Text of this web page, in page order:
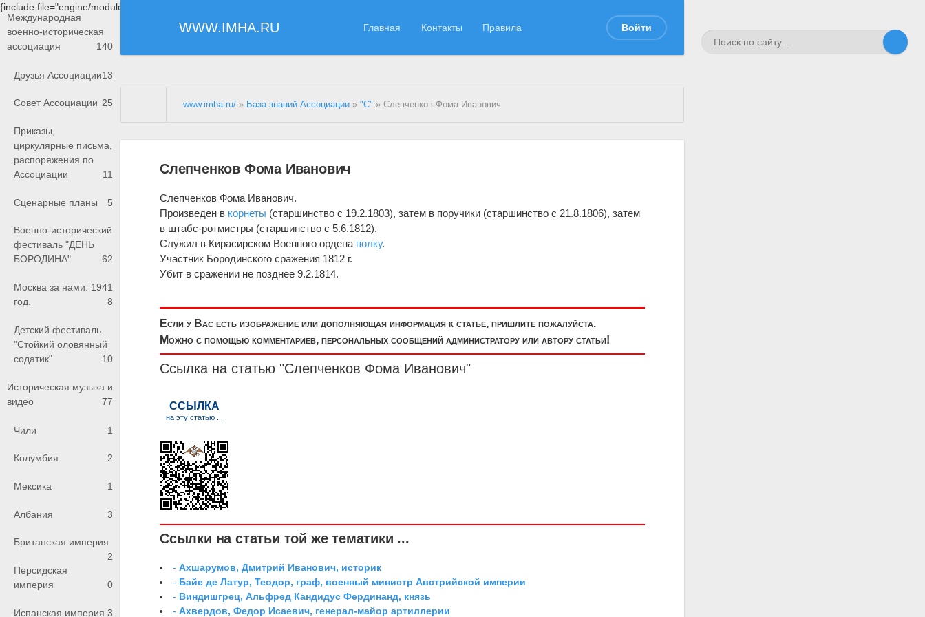
{include file="engine/modules/saperu/head.php"}
WWW.IMHA.RU Главная Контакты Правила Войти
Международная
военно-историческая
ассоциация
140
Друзья Ассоциации13
Совет Ассоциации 25
Приказы,
циркулярные письма,
распоряжения по
Ассоциации
11
Сценарные планы 5
Военно-исторический
фестиваль "ДЕНЬ
БОРОДИНА"
62
Москва за нами. 1941
год.
8
Детский фестиваль
"Стойкий оловянный
содатик"
10
Историческая музыка и
видео
77
Чили 1
Колумбия 2
Мексика 1
Албания 3
Британская империя
2
Персидская
империя
0
Испанская империя 3
www.imha.ru/ » База знаний Ассоциации »"С" » Слепченков Фома Иванович
Слепченков Фома Иванович
Слепченков Фома Иванович.
Произведен в корнеты (старшинство с 19.2.1803), затем в поручики (старшинство с 21.8.1806), затем
в штабс-ротмистры (старшинство с 5.6.1812).
Служил в Кирасирском Военного ордена полку.
Участник Бородинского сражения 1812 г.
Убит в сражении не позднее 9.2.1814.
Если у Вас есть изображение или дополняющая информация к статье, пришлите пожалуйста.
Можно с помощью комментариев, персональных сообщений администратору или автору статьи!
Ссылка на статью "Слепченков Фома Иванович"
Ссылки на статьи той же тематики ...
-Ахшарумов, Дмитрий Иванович, историк
- Байе де Латур, Теодор, граф, военный министр Австрийской империи
- Виндишгрец, Альфред Кандидус Фердинанд, князь
-Ахвердов, Федор Исаевич, генерал-майор артиллерии